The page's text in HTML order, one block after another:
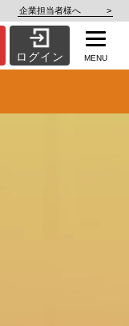
企業担当者様へ >
ログイン MENU